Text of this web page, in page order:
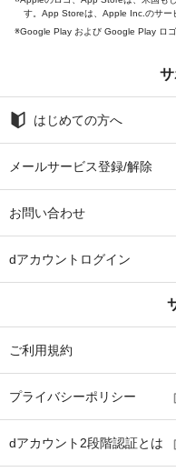
す。App Storeは、Apple Inc.のサー
Google Play および Google Play ロ
はじめての方へ
メールサービス登録/解除
お問い合わせ
dアカウントログイン
ご利用規約
プライバシーポリシー
dアカウント2段階認証とは